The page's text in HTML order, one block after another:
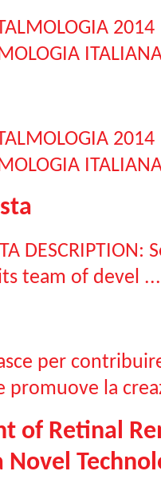
team of devel ...
per
promuove la
of Retinal